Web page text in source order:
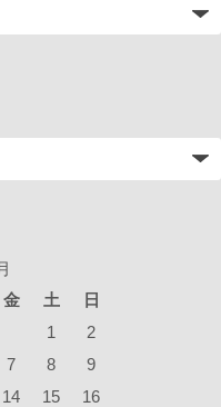
金 土
日
1
2
7 8
9
14 15 16